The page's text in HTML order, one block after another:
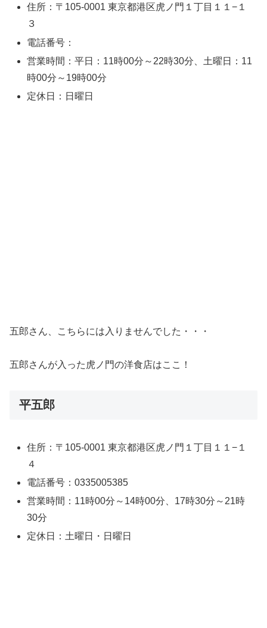
住所：〒105-0001 東京都港区虎ノ門１丁目１１−１
３
電話番号：
営業時間：平日：11時00分～22時30分、土曜日：11
時00分～19時00分
定休日：日曜日
五郎さん、こちらには入りませんでした・・・
五郎さんが入った虎ノ門の洋食店はここ！
平五郎
住所：〒105-0001 東京都港区虎ノ門１丁目１１−１
４
電話番号：0335005385
営業時間：11時00分～14時00分、17時30分～21時
30分
定休日：土曜日・日曜日